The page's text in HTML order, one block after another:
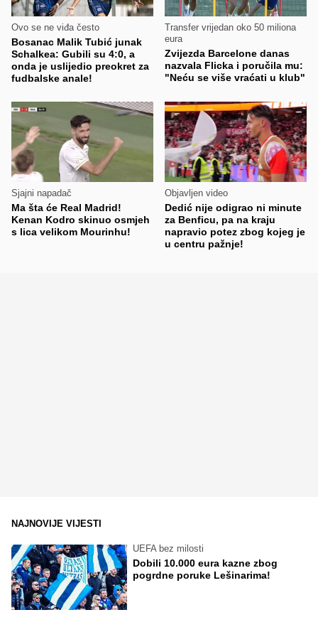
Ovo se ne viđa često
Bosanac Malik Tubić junak
Schalkea: Gubili su 4:0, a
onda je uslijedio preokret za
fudbalske anale!
Transfer vrijedan oko 50 miliona
eura
Zvijezda Barcelone danas
nazvala Flicka i poručila mu:
"Neću se više vraćati u klub"
Sjajni napadač
Ma šta će Real Madrid!
Kenan Kodro skinuo osmjeh
s lica velikom Mourinhu!
Objavljen video
Dedić nije odigrao ni minute
za Benficu, pa na kraju
napravio potez zbog kojeg je
u centru pažnje!
NAJNOVIJE VIJESTI
UEFA bez milosti
Dobili 10.000 eura kazne zbog
pogrdne poruke Lešinarima!